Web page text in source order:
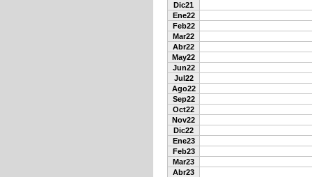
Dic21
Ene22
Feb22
Mar22
Abr22
May22
Jun22
Jul22
Ago22
Sep22
Oct22
Nov22
Dic22
Ene23
Feb23
Mar23
Abr23